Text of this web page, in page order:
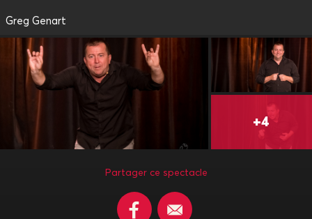
Greg Genart
Partager ce spectacle